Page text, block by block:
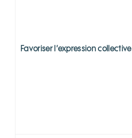
Favoriser l’expression collective